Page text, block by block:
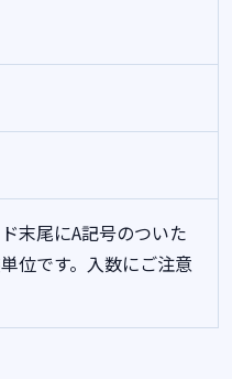
末尾にA記号のついた
位です。入数にご注意